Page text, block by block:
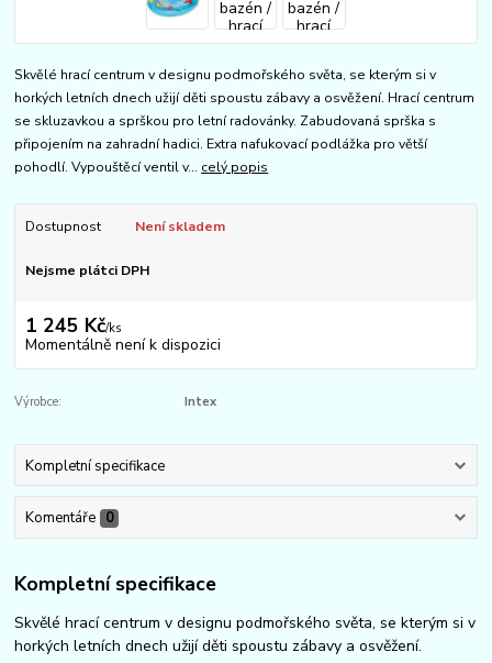
Skvělé hrací centrum v designu podmořského světa, se kterým si v
horkých letních dnech užijí děti spoustu zábavy a osvěžení. Hrací centrum
se skluzavkou a sprškou pro letní radovánky. Zabudovaná sprška s
připojením na zahradní hadici. Extra nafukovací podlážka pro větší
pohodlí. Vypouštěcí ventil v... celý popis
Dostupnost Není skladem
Nejsme plátci DPH
1 245 Kč/ks
Momentálně není k dispozici
Výrobce: Intex
Kompletní specifikace
Komentáře 0
Kompletní specifikace
Skvělé hrací centrum v designu podmořského světa, se kterým si v
horkých letních dnech užijí děti spoustu zábavy a osvěžení.